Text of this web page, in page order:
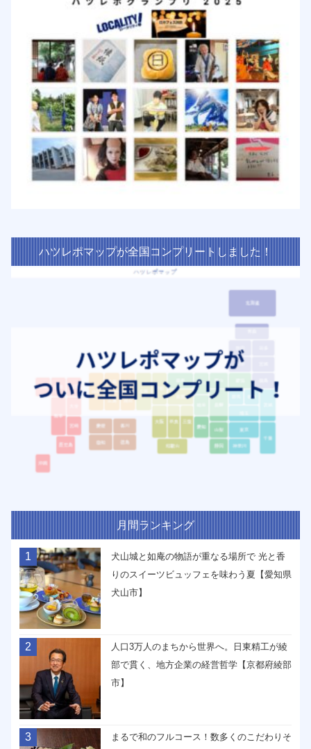
ハツレポマップが全国コンプリートしました！
月間ランキング
1
犬山城と如庵の物語が重なる場所で 光と香
りのスイーツビュッフェを味わう夏【愛知県
犬山市】
2
人口3万人のまちから世界へ。日東精工が綾
部で貫く、地方企業の経営哲学【京都府綾部
市】
3
まるで和のフルコース！数多くのこだわりそ